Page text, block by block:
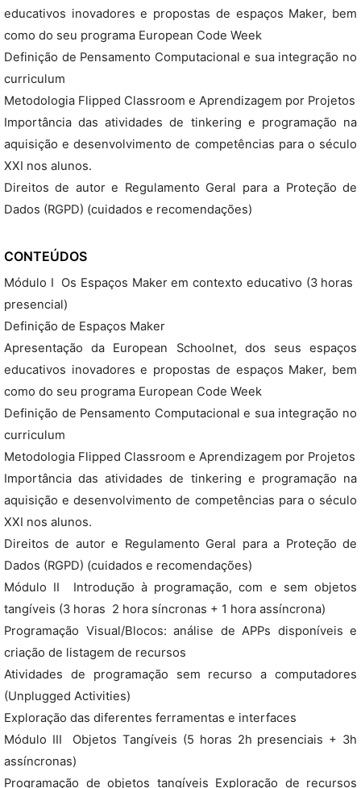
educativos inovadores e propostas de espaços Maker, bem
como do seu programa European Code Week
Definição de Pensamento Computacional e sua integração no
curriculum
Metodologia Flipped Classroom e Aprendizagem por Projetos
Importância das atividades de tinkering e programação na
aquisição e desenvolvimento de competências para o século
XXI nos alunos.
Direitos de autor e Regulamento Geral para a Proteção de
Dados (RGPD) (cuidados e recomendações)
CONTEÚDOS
Módulo I  Os Espaços Maker em contexto educativo (3 horas 
presencial)
Definição de Espaços Maker
Apresentação da European Schoolnet, dos seus espaços
educativos inovadores e propostas de espaços Maker, bem
como do seu programa European Code Week
Definição de Pensamento Computacional e sua integração no
curriculum
Metodologia Flipped Classroom e Aprendizagem por Projetos
Importância das atividades de tinkering e programação na
aquisição e desenvolvimento de competências para o século
XXI nos alunos.
Direitos de autor e Regulamento Geral para a Proteção de
Dados (RGPD) (cuidados e recomendações)
Módulo II  Introdução à programação, com e sem objetos
tangíveis (3 horas  2 hora síncronas + 1 hora assíncrona)
Programação Visual/Blocos: análise de APPs disponíveis e
criação de listagem de recursos
Atividades de programação sem recurso a computadores
(Unplugged Activities)
Exploração das diferentes ferramentas e interfaces
Módulo III  Objetos Tangíveis (5 horas 2h presenciais + 3h
assíncronas)
Programação de objetos tangíveis Exploração de recursos